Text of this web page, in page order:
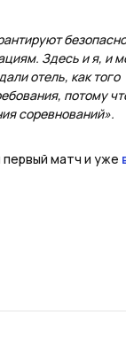
Здесь и я, и
отель, как того
потому
соревнований».
матч и уже